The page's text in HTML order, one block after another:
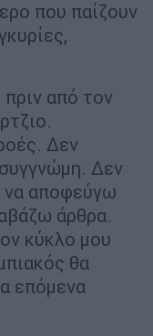
που παίζουν
πριν από τον
Δεν
Δεν
να αποφεύγω
άρθρα.
κύκλο μου
θα
επόμενα